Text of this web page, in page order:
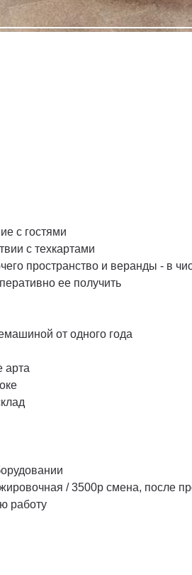
с гостями
с техкартами
пространство и веранды - в
ее получить
от одного года
арта
/ 3500р смена, после
работу